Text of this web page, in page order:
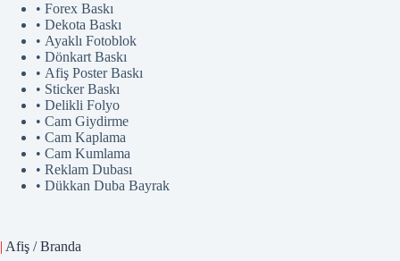
• Forex Baskı
• Dekota Baskı
• Ayaklı Fotoblok
• Dönkart Baskı
• Afiş Poster Baskı
• Sticker Baskı
• Delikli Folyo
• Cam Giydirme
• Cam Kaplama
• Cam Kumlama
• Reklam Dubası
• Dükkan Duba Bayrak
| Afiş / Branda